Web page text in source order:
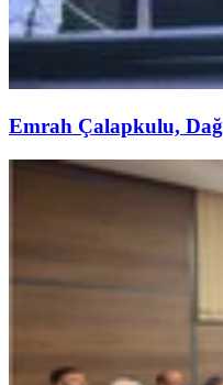
Emrah Çalapkulu,